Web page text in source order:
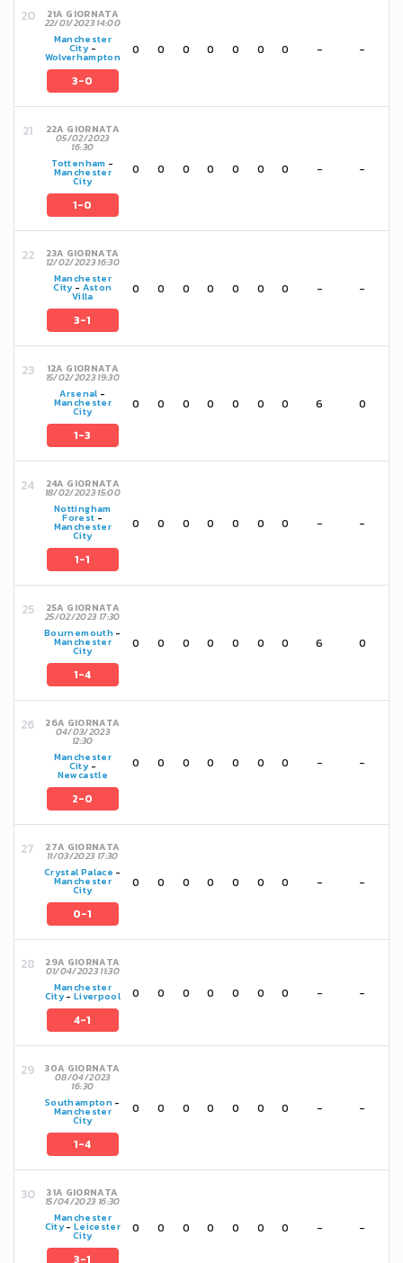
21A GIORNATA
22/01/2023 14:00
Manchester
City-
Wolverhampton
3-0
0 0 0 0 0 0 0 - -
22A GIORNATA
05/02/2023
16:30
Tottenham -
Manchester
City
1-0
0 0 0 0 0 0 0 - -
23A GIORNATA
12/02/2023 16:30
Manchester
City- Aston
Villa
3-1
0 0 0 0 0 0 0 - -
12A GIORNATA
15/02/2023 19:30
Arsenal -
Manchester
City
1-3
0 0 0 0 0 0 0 6 0
24A GIORNATA
18/02/2023 15:00
Nottingham
Forest -
Manchester
City
1-1
0 0 0 0 0 0 0 - -
25A GIORNATA
25/02/2023 17:30
Bournemouth-
Manchester
City
1-4
0 0 0 0 0 0 0 6 0
26A GIORNATA
04/03/2023
12:30
Manchester
City-
Newcastle
2-0
0 0 0 0 0 0 0 - -
27A GIORNATA
11/03/2023 17:30
Crystal Palace -
Manchester
City
0-1
0 0 0 0 0 0 0 - -
29A GIORNATA
01/04/2023 11:30
Manchester
City- Liverpool
4-1
0 0 0 0 0 0 0 - -
30A GIORNATA
08/04/2023
16:30
Southampton-
Manchester
City
1-4
0 0 0 0 0 0 0 - -
31A GIORNATA
15/04/2023 16:30
Manchester
City- Leicester
City
3-1
0 0 0 0 0 0 0 - -